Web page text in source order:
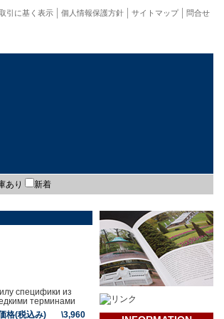
問合せ
サイトマップ
個人情報保護方針
引に基く表示
あり 新着
специфики из
терминами
格(税込み) \3,960